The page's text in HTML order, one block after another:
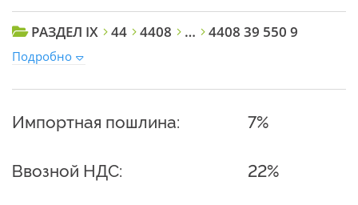
РАЗДЕЛ IX 44 4408 … 4408 39 550 9
Подробно
Импортная пошлина: 7%
Ввозной НДС: 22%